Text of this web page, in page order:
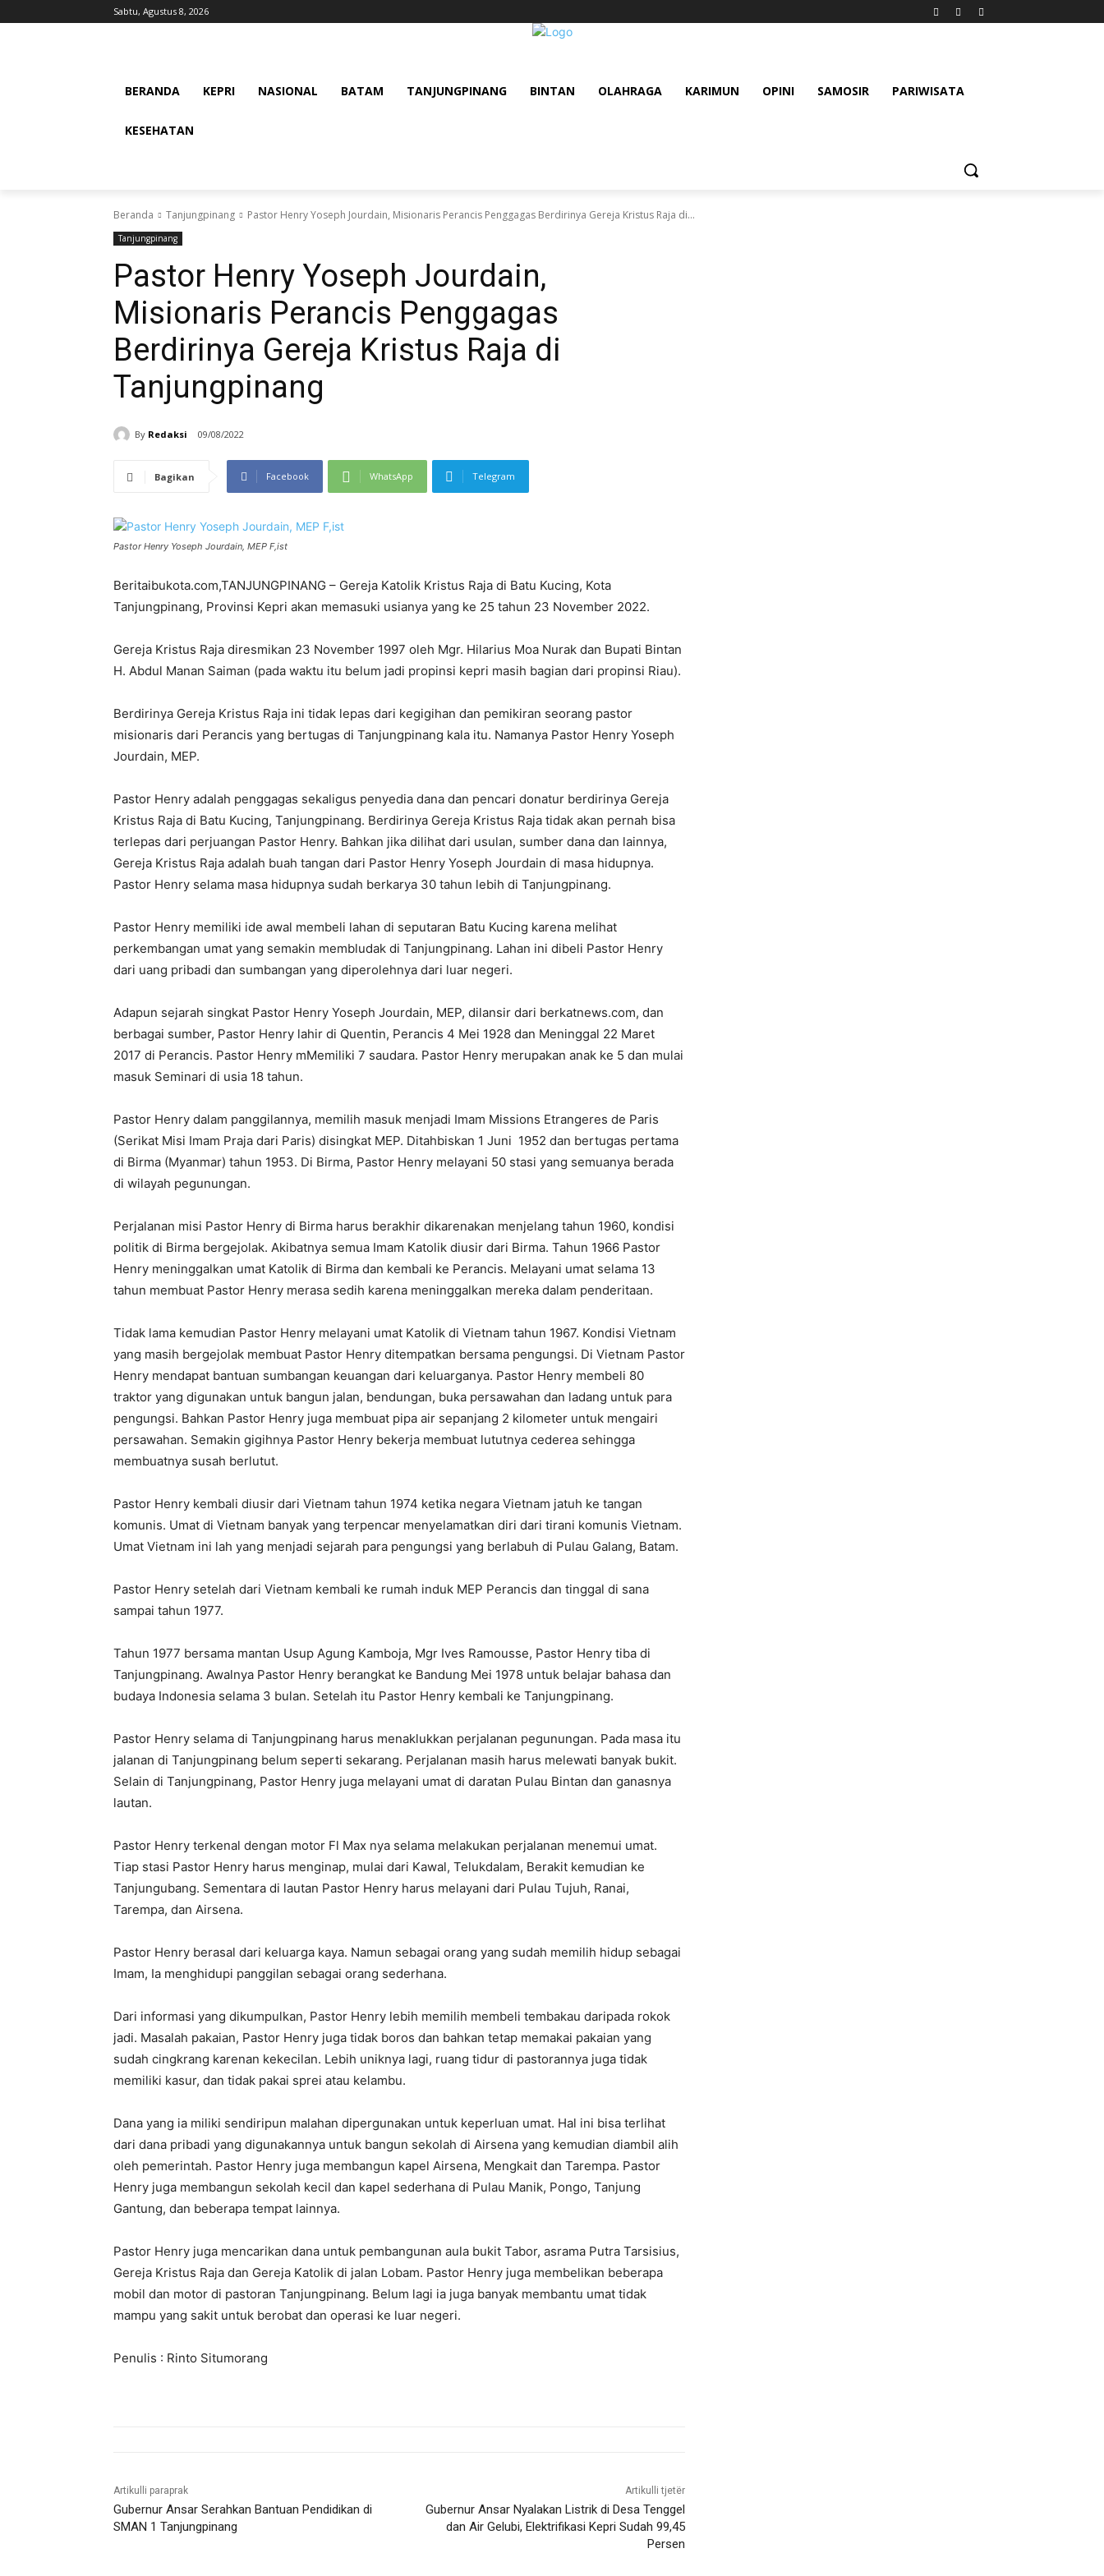
Sabtu, Agustus 8, 2026
BERANDA KEPRI NASIONAL BATAM TANJUNGPINANG BINTAN OLAHRAGA KARIMUN OPINI SAMOSIR PARIWISATA
KESEHATAN
Beranda Tanjungpinang Pastor Henry Yoseph Jourdain, Misionaris Perancis Penggagas Berdirinya Gereja Kristus Raja di...
Tanjungpinang
Pastor Henry Yoseph Jourdain,
Misionaris Perancis Penggagas
Berdirinya Gereja Kristus Raja di
Tanjungpinang
By Redaksi 09/08/2022
Bagikan Facebook WhatsApp Telegram
Pastor Henry Yoseph Jourdain, MEP F,ist
Beritaibukota.com,TANJUNGPINANG – Gereja Katolik Kristus Raja di Batu Kucing, Kota
Tanjungpinang, Provinsi Kepri akan memasuki usianya yang ke 25 tahun 23 November 2022.
Gereja Kristus Raja diresmikan 23 November 1997 oleh Mgr. Hilarius Moa Nurak dan Bupati Bintan
H. Abdul Manan Saiman (pada waktu itu belum jadi propinsi kepri masih bagian dari propinsi Riau).
Berdirinya Gereja Kristus Raja ini tidak lepas dari kegigihan dan pemikiran seorang pastor
misionaris dari Perancis yang bertugas di Tanjungpinang kala itu. Namanya Pastor Henry Yoseph
Jourdain, MEP.
Pastor Henry adalah penggagas sekaligus penyedia dana dan pencari donatur berdirinya Gereja
Kristus Raja di Batu Kucing, Tanjungpinang. Berdirinya Gereja Kristus Raja tidak akan pernah bisa
terlepas dari perjuangan Pastor Henry. Bahkan jika dilihat dari usulan, sumber dana dan lainnya,
Gereja Kristus Raja adalah buah tangan dari Pastor Henry Yoseph Jourdain di masa hidupnya.
Pastor Henry selama masa hidupnya sudah berkarya 30 tahun lebih di Tanjungpinang.
Pastor Henry memiliki ide awal membeli lahan di seputaran Batu Kucing karena melihat
perkembangan umat yang semakin membludak di Tanjungpinang. Lahan ini dibeli Pastor Henry
dari uang pribadi dan sumbangan yang diperolehnya dari luar negeri.
Adapun sejarah singkat Pastor Henry Yoseph Jourdain, MEP, dilansir dari berkatnews.com, dan
berbagai sumber, Pastor Henry lahir di Quentin, Perancis 4 Mei 1928 dan Meninggal 22 Maret
2017 di Perancis. Pastor Henry mMemiliki 7 saudara. Pastor Henry merupakan anak ke 5 dan mulai
masuk Seminari di usia 18 tahun.
Pastor Henry dalam panggilannya, memilih masuk menjadi Imam Missions Etrangeres de Paris
(Serikat Misi Imam Praja dari Paris) disingkat MEP. Ditahbiskan 1 Juni 1952 dan bertugas pertama
di Birma (Myanmar) tahun 1953. Di Birma, Pastor Henry melayani 50 stasi yang semuanya berada
di wilayah pegunungan.
Perjalanan misi Pastor Henry di Birma harus berakhir dikarenakan menjelang tahun 1960, kondisi
politik di Birma bergejolak. Akibatnya semua Imam Katolik diusir dari Birma. Tahun 1966 Pastor
Henry meninggalkan umat Katolik di Birma dan kembali ke Perancis. Melayani umat selama 13
tahun membuat Pastor Henry merasa sedih karena meninggalkan mereka dalam penderitaan.
Tidak lama kemudian Pastor Henry melayani umat Katolik di Vietnam tahun 1967. Kondisi Vietnam
yang masih bergejolak membuat Pastor Henry ditempatkan bersama pengungsi. Di Vietnam Pastor
Henry mendapat bantuan sumbangan keuangan dari keluarganya. Pastor Henry membeli 80
traktor yang digunakan untuk bangun jalan, bendungan, buka persawahan dan ladang untuk para
pengungsi. Bahkan Pastor Henry juga membuat pipa air sepanjang 2 kilometer untuk mengairi
persawahan. Semakin gigihnya Pastor Henry bekerja membuat lututnya cederea sehingga
membuatnya susah berlutut.
Pastor Henry kembali diusir dari Vietnam tahun 1974 ketika negara Vietnam jatuh ke tangan
komunis. Umat di Vietnam banyak yang terpencar menyelamatkan diri dari tirani komunis Vietnam.
Umat Vietnam ini lah yang menjadi sejarah para pengungsi yang berlabuh di Pulau Galang, Batam.
Pastor Henry setelah dari Vietnam kembali ke rumah induk MEP Perancis dan tinggal di sana
sampai tahun 1977.
Tahun 1977 bersama mantan Usup Agung Kamboja, Mgr Ives Ramousse, Pastor Henry tiba di
Tanjungpinang. Awalnya Pastor Henry berangkat ke Bandung Mei 1978 untuk belajar bahasa dan
budaya Indonesia selama 3 bulan. Setelah itu Pastor Henry kembali ke Tanjungpinang.
Pastor Henry selama di Tanjungpinang harus menaklukkan perjalanan pegunungan. Pada masa itu
jalanan di Tanjungpinang belum seperti sekarang. Perjalanan masih harus melewati banyak bukit.
Selain di Tanjungpinang, Pastor Henry juga melayani umat di daratan Pulau Bintan dan ganasnya
lautan.
Pastor Henry terkenal dengan motor Fl Max nya selama melakukan perjalanan menemui umat.
Tiap stasi Pastor Henry harus menginap, mulai dari Kawal, Telukdalam, Berakit kemudian ke
Tanjungubang. Sementara di lautan Pastor Henry harus melayani dari Pulau Tujuh, Ranai,
Tarempa, dan Airsena.
Pastor Henry berasal dari keluarga kaya. Namun sebagai orang yang sudah memilih hidup sebagai
Imam, Ia menghidupi panggilan sebagai orang sederhana.
Dari informasi yang dikumpulkan, Pastor Henry lebih memilih membeli tembakau daripada rokok
jadi. Masalah pakaian, Pastor Henry juga tidak boros dan bahkan tetap memakai pakaian yang
sudah cingkrang karenan kekecilan. Lebih uniknya lagi, ruang tidur di pastorannya juga tidak
memiliki kasur, dan tidak pakai sprei atau kelambu.
Dana yang ia miliki sendiripun malahan dipergunakan untuk keperluan umat. Hal ini bisa terlihat
dari dana pribadi yang digunakannya untuk bangun sekolah di Airsena yang kemudian diambil alih
oleh pemerintah. Pastor Henry juga membangun kapel Airsena, Mengkait dan Tarempa. Pastor
Henry juga membangun sekolah kecil dan kapel sederhana di Pulau Manik, Pongo, Tanjung
Gantung, dan beberapa tempat lainnya.
Pastor Henry juga mencarikan dana untuk pembangunan aula bukit Tabor, asrama Putra Tarsisius,
Gereja Kristus Raja dan Gereja Katolik di jalan Lobam. Pastor Henry juga membelikan beberapa
mobil dan motor di pastoran Tanjungpinang. Belum lagi ia juga banyak membantu umat tidak
mampu yang sakit untuk berobat dan operasi ke luar negeri.
Penulis : Rinto Situmorang
Artikulli paraprak
Gubernur Ansar Serahkan Bantuan Pendidikan di
SMAN 1 Tanjungpinang
Artikulli tjetër
Gubernur Ansar Nyalakan Listrik di Desa Tenggel
dan Air Gelubi, Elektrifikasi Kepri Sudah 99,45
Persen